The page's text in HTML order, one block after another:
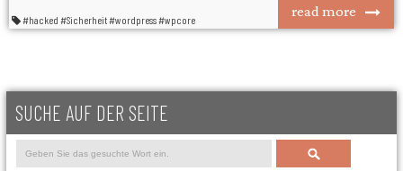
read more
#hacked #Sicherheit#wordpress#wpcore
SUCHE AUF DER SEITE
Search